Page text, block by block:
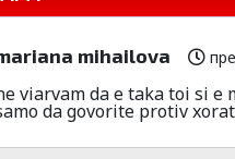
mihailova
viarvam da e taka toi si e
da govorite protiv